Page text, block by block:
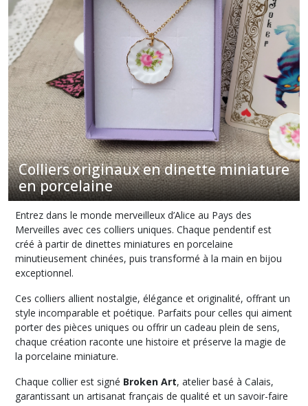
Colliers originaux en dinette miniature
en porcelaine
Entrez dans le monde merveilleux d’Alice au Pays des
Merveilles avec ces colliers uniques. Chaque pendentif est
créé à partir de dinettes miniatures en porcelaine
minutieusement chinées, puis transformé à la main en bijou
exceptionnel.
Ces colliers allient nostalgie, élégance et originalité, offrant un
style incomparable et poétique. Parfaits pour celles qui aiment
porter des pièces uniques ou offrir un cadeau plein de sens,
chaque création raconte une histoire et préserve la magie de
la porcelaine miniature.
Chaque collier est signé Broken Art, atelier basé à Calais,
garantissant un artisanat français de qualité et un savoir-faire
Colliers
originaux
dinette
miniature
en
porcelaine
(6)
Afficher
les
résultats